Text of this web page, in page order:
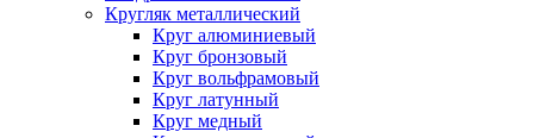
Кругляк металлический
Круг алюминиевый
Круг бронзовый
Круг вольфрамовый
Круг латунный
Круг медный